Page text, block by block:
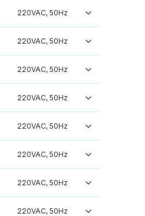
220VAC, 50Hz
220VAC, 50Hz
220VAC, 50Hz
220VAC, 50Hz
220VAC, 50Hz
220VAC, 50Hz
220VAC, 50Hz
220VAC, 50Hz